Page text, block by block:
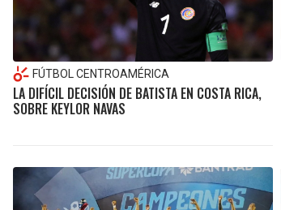
FÚTBOL CENTROAMÉRICA
LA DIFÍCIL DECISIÓN DE BATISTA EN COSTA RICA,
SOBRE KEYLOR NAVAS